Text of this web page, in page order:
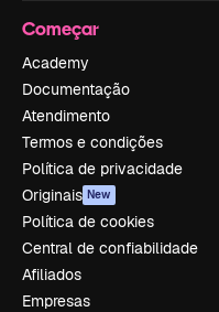
Começar
Academy
Documentação
Atendimento
Termos e condições
Política de privacidade
Originais New
Política de cookies
Central de confiabilidade
Afiliados
Empresas